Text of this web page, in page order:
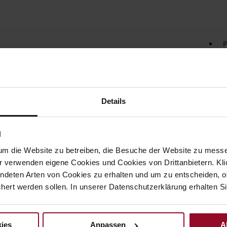
Details
die Website zu betreiben, die Besuche der Website zu
verwenden eigene Cookies und Cookies von Drittanbietern.
Arten von Cookies zu erhalten und um zu entscheiden,
werden sollen. In unserer Datenschutzerklärung erhalten
Anpassen
Der
der